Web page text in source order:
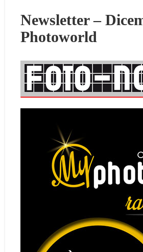
Newsletter –
Photoworld